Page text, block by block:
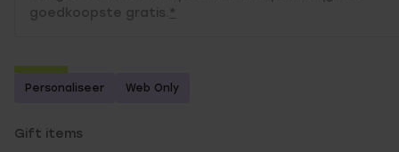
goedkoopste gratis. *
-50%
Personaliseer Web Only
Gift items